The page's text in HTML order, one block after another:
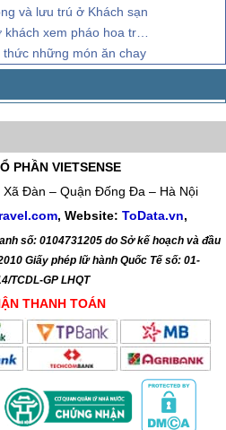
và lưu trú ở Khách sạn
pháo hoa trên sông Hàn
những món ăn chay
PHẦN VIETSENSE
Xã Đàn – Quận Đống Đa – Hà Nội
, Website: ToData.vn,
số: 0104731205 do Sở kế hoạch và đầu
Giấy phép lữ hành Quốc Tế số: 01-
TCDL-GP LHQT
THANH TOÁN